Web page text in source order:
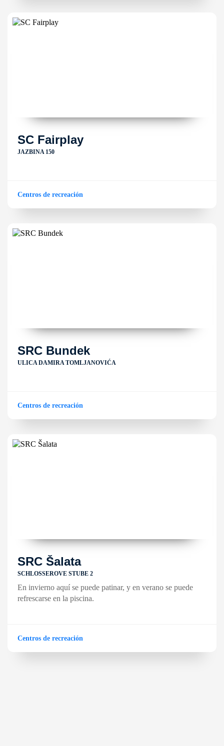
SC Fairplay
JAZBINA 150
Centros de recreación
SRC Bundek
ULICA DAMIRA TOMLJANOVIĆA
Centros de recreación
SRC Šalata
SCHLOSSEROVE STUBE 2
En invierno aquí se puede patinar, y en verano se puede
refrescarse en la piscina.
Centros de recreación